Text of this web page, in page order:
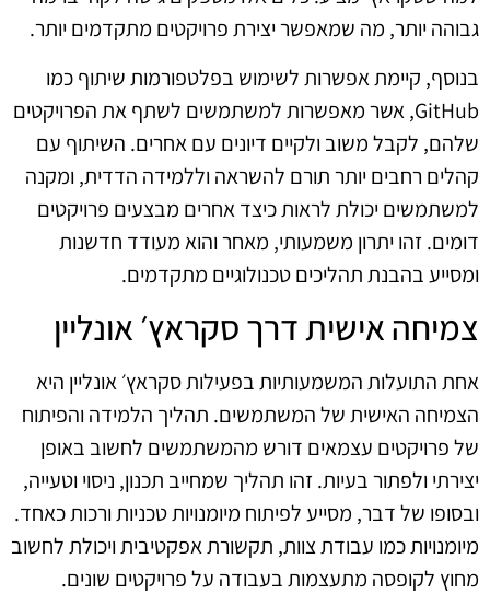
גבוהה יותר, מה שמאפשר יצירת פרויקטים מתקדמים יותר.
בנוסף, קיימת אפשרות לשימוש בפלטפורמות שיתוף כמו
GitHub, אשר מאפשרות למשתמשים לשתף את הפרויקטים
שלהם, לקבל משוב ולקיים דיונים עם אחרים. השיתוף עם
קהלים רחבים יותר תורם להשראה וללמידה הדדית, ומקנה
למשתמשים יכולת לראות כיצד אחרים מבצעים פרויקטים
דומים. זהו יתרון משמעותי, מאחר והוא מעודד חדשנות
ומסייע בהבנת תהליכים טכנולוגיים מתקדמים.
צמיחה אישית דרך סקראץ׳ אונליין
אחת התועלות המשמעותיות בפעילות סקראץ׳ אונליין היא
הצמיחה האישית של המשתמשים. תהליך הלמידה והפיתוח
של פרויקטים עצמאים דורש מהמשתמשים לחשוב באופן
יצירתי ולפתור בעיות. זהו תהליך שמחייב תכנון, ניסוי וטעייה,
ובסופו של דבר, מסייע לפיתוח מיומנויות טכניות ורכות כאחד.
מיומנויות כמו עבודת צוות, תקשורת אפקטיבית ויכולת לחשוב
מחוץ לקופסה מתעצמות בעבודה על פרויקטים שונים.